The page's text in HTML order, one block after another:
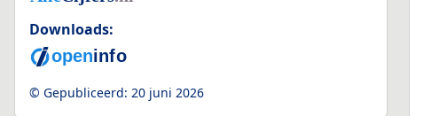
Downloads:
© Gepubliceerd: 20 juni 2026